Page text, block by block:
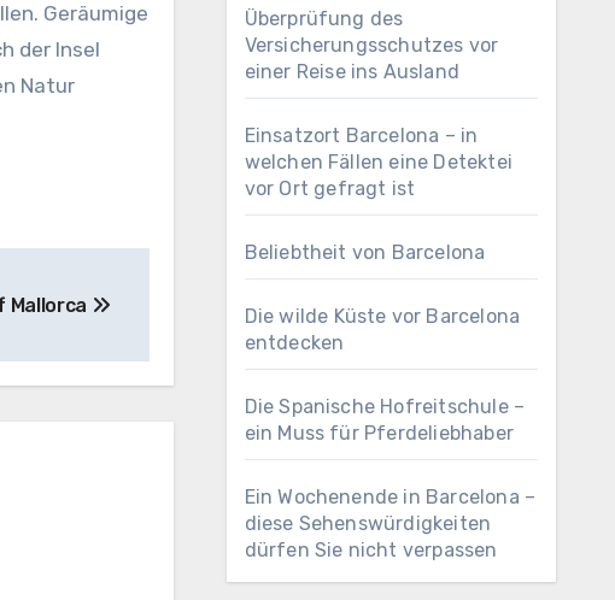
Geräumige
der Insel
Natur
Mallorca
Überprüfung des
Versicherungsschutzes vor
einer Reise ins Ausland
Einsatzort Barcelona – in
welchen Fällen eine Detektei
vor Ort gefragt ist
Beliebtheit von Barcelona
Die wilde Küste vor Barcelona
entdecken
Die Spanische Hofreitschule –
ein Muss für Pferdeliebhaber
Ein Wochenende in Barcelona –
diese Sehenswürdigkeiten
dürfen Sie nicht verpassen